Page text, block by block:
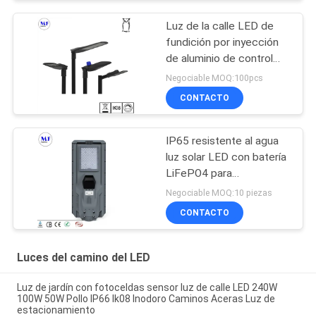
Luz de la calle LED de
fundición por inyección
de aluminio de control
inteligente de fotocélula
LED luz de carretera de
jardín
Negociable MOQ:100pcs
CONTACTO
IP65 resistente al agua
luz solar LED con batería
LiFePO4 para
aparcamiento de jardín
Negociable MOQ:10 piezas
CONTACTO
Luces del camino del LED
Luz de jardín con fotoceldas sensor luz de calle LED 240W
100W 50W Pollo IP66 Ik08 Inodoro Caminos Aceras Luz de
estacionamiento